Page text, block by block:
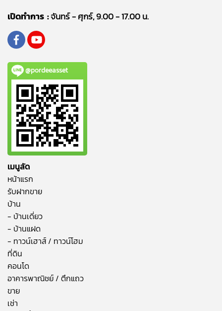
เปิดทำการ :จันทร์ - ศุกร์, 9.00 - 17.00 น.
@pordeeasset
เมนูลัด
หน้าแรก
รับฝากขาย
บ้าน
- บ้านเดี่ยว
- บ้านแฝด
- ทาวน์เฮาส์ / ทาวน์โฮม
ที่ดิน
คอนโด
อาคารพาณิชย์ / ตึกแถว
ขาย
เช่า